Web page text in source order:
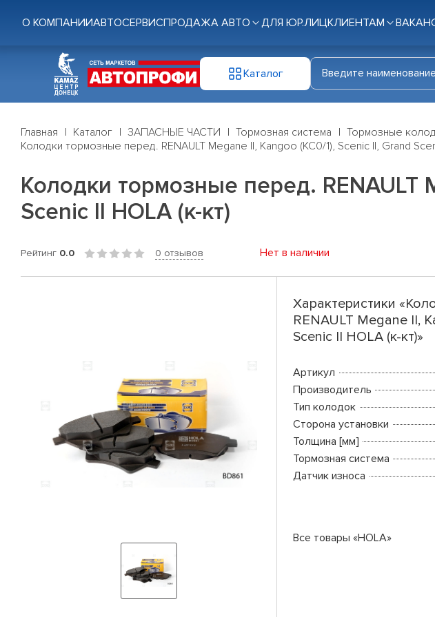
О КОМПАНИИАВТОСЕРВИСПРОДАЖА АВТО ДЛЯ ЮР.ЛИЦКЛИЕНТАМ
Каталог
Главная Каталог ЗАПАСНЫЕ ЧАСТИ Тормозная система
Тормозные
Колодки тормозные перед. RENAULT Megane II, Kangoo (KC0/1), Scenic II, Grand
Колодки тормозные перед. RENAULT
Scenic II HOLA (к-кт)
Рейтинг 0.0 0 отзывов Нет в наличии
Характеристики
RENAULT Megane II,
Scenic II HOLA (к-кт)»
Артикул
Производитель
Тип колодок
Сторона установки
Толщина [мм]
Тормозная система
Датчик износа
Все товары «HOLA»